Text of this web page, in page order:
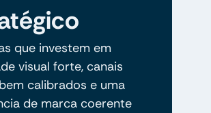
que investem em
visual forte, canais
calibrados e uma
de marca coerente